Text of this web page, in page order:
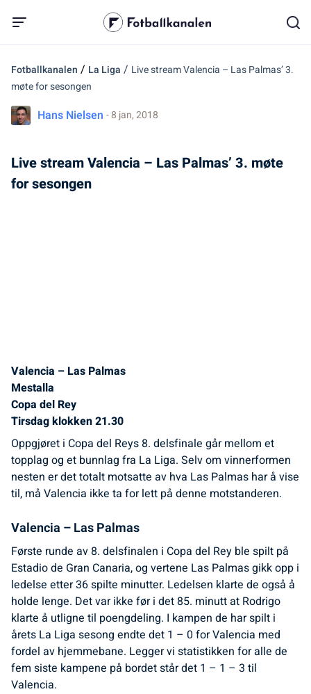
Fotballkanalen / La Liga / Live stream Valencia – Las Palmas’ 3.
møte for sesongen
Hans Nielsen - 8 jan, 2018
Live stream Valencia – Las Palmas’ 3. møte
for sesongen
Valencia – Las Palmas
Mestalla
Copa del Rey
Tirsdag klokken 21.30
Oppgjøret i Copa del Reys 8. delsfinale går mellom et
topplag og et bunnlag fra La Liga. Selv om vinnerformen
nesten er det totalt motsatte av hva Las Palmas har å vise
til, må Valencia ikke ta for lett på denne motstanderen.
Valencia – Las Palmas
Første runde av 8. delsfinalen i Copa del Rey ble spilt på
Estadio de Gran Canaria, og vertene Las Palmas gikk opp i
ledelse etter 36 spilte minutter. Ledelsen klarte de også å
holde lenge. Det var ikke før i det 85. minutt at Rodrigo
klarte å utligne til poengdeling. I kampen de har spilt i
årets La Liga sesong endte det 1 – 0 for Valencia med
fordel av hjemmebane. Legger vi statistikken for alle de
fem siste kampene på bordet står det 1 – 1 – 3 til
Valencia.